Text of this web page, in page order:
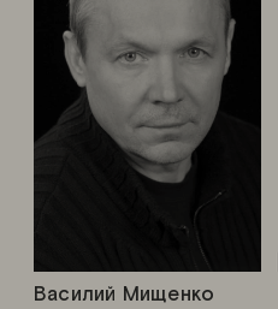
Василий Мищенко